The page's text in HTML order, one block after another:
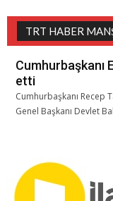
TRT HABER
Cumhurbaşkanı
etti
Cumhurbaşkanı Recep
Genel Başkanı Devlet